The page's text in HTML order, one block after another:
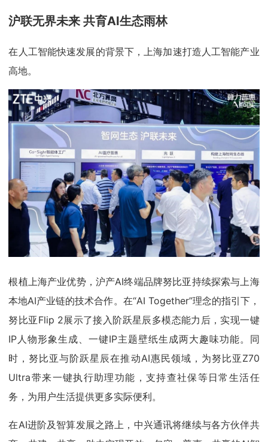
沪联无界未来 共育AI生态雨林
在人工智能快速发展的背景下，上海加速打造人工智能产业
高地。
根植上海产业优势，沪产AI终端品牌努比亚持续探索与上海
本地AI产业链的技术合作。在“AI Together”理念的指引下，
努比亚Flip 2展示了接入阶跃星辰多模态能力后，实现一键
IP人物形象生成、一键IP主题壁纸生成两大趣味功能。同
时，努比亚与阶跃星辰在推动AI惠民领域，为努比亚Z70
Ultra带来一键执行助理功能，支持查社保等日常生活任
务，为用户生活提供更多实际便利。
在AI进阶及智算发展之路上，中兴通讯将继续与各方伙伴共